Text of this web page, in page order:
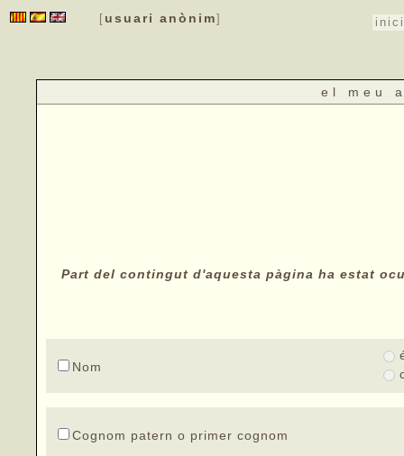
[ usuari anònim] inici
el meu
Part del contingut d'aquesta pàgina ha estat
Nom
Cognom patern o primer cognom